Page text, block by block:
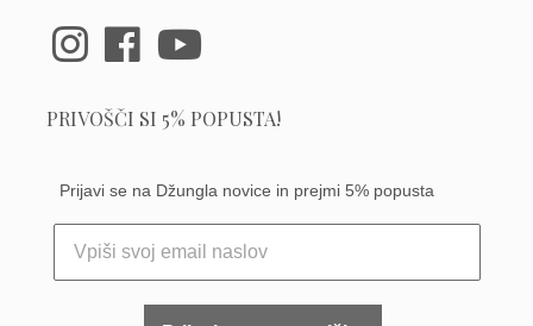
PRIVOŠČI SI 5% POPUSTA!
Prijavi se na Džungla novice in prejmi 5% popusta